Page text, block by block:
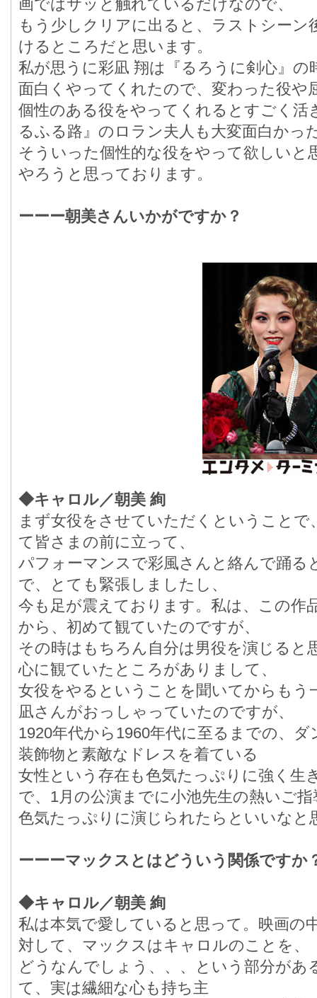
画ではサッと触れているだけなので、
もう少しクリアに出ると、ラストシーン
けるところだと思います。
私が思うに彩凪 翔は『るろうに剣心』の
面白くやってくれたので、変わった役や
個性のある役をやってくれるとすごく活
るふる路』のロラン夫人も大変面白かっ
そういった個性的な役をやって欲しいと
やろうと思っております。
ーーー朝美さんいかがですか？
◆キャロル／朝美 絢
まず女役をさせていただくということ
て皆さまの前に立って、
パフォーマンスで彩風さんと絡んで踊る
で、とても緊張しましたし、
今も足が震えております。私は、この作
から、初めて観ていたのですが、
その時はもちろん自分は男役を演じると
心に観ていたところがありまして、
女役をやるということを聞いてからもう
凪さんがおっしゃっていたのですが、
1920年代から1960年代に至るまでの、
装飾物と素敵なドレスを着ている
女性という存在も色気たっぷりに強く生
で、1月の公演までに小池先生の熱いご
色気たっぷりに演じられたらといいなと
ーーーマックスとはどういう関係ですか
◆キャロル／朝美 絢
私は本気で愛していると思って。映画の
対して、マックスはキャロルのことを、
どうなんでしょう、、、という部分があ
て、実は繊細な心も持ち主